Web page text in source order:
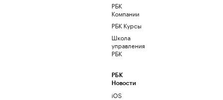
РБК
Компании
РБК Курсы
Школа
управления
РБК
РБК
Новости
iOS